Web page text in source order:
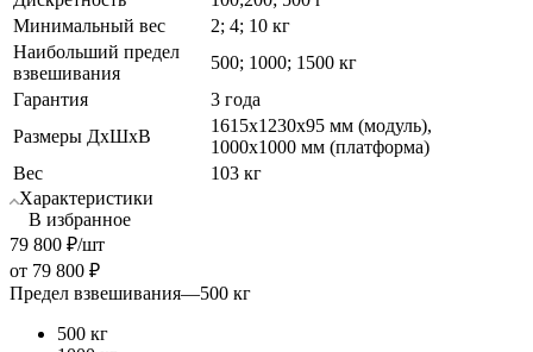
Минимальный вес
2; 4; 10 кг
Наибольший предел
взвешивания
500; 1000; 1500 кг
Гарантия
3 года
Размеры ДхШхВ
1615х1230х95 мм (модуль),
1000х1000 мм (платформа)
Вес
103 кг
Характеристики
В избранное
79 800 ₽/шт
от 79 800 ₽
Предел взвешивания—500 кг
500 кг